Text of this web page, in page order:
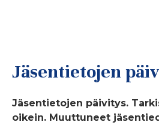
Jäsentietojen
Jäsentietojen päivitys.
oikein. Muuttuneet jäsentiedot päivitetään SGS:n toimesta jäsenrekisteriin